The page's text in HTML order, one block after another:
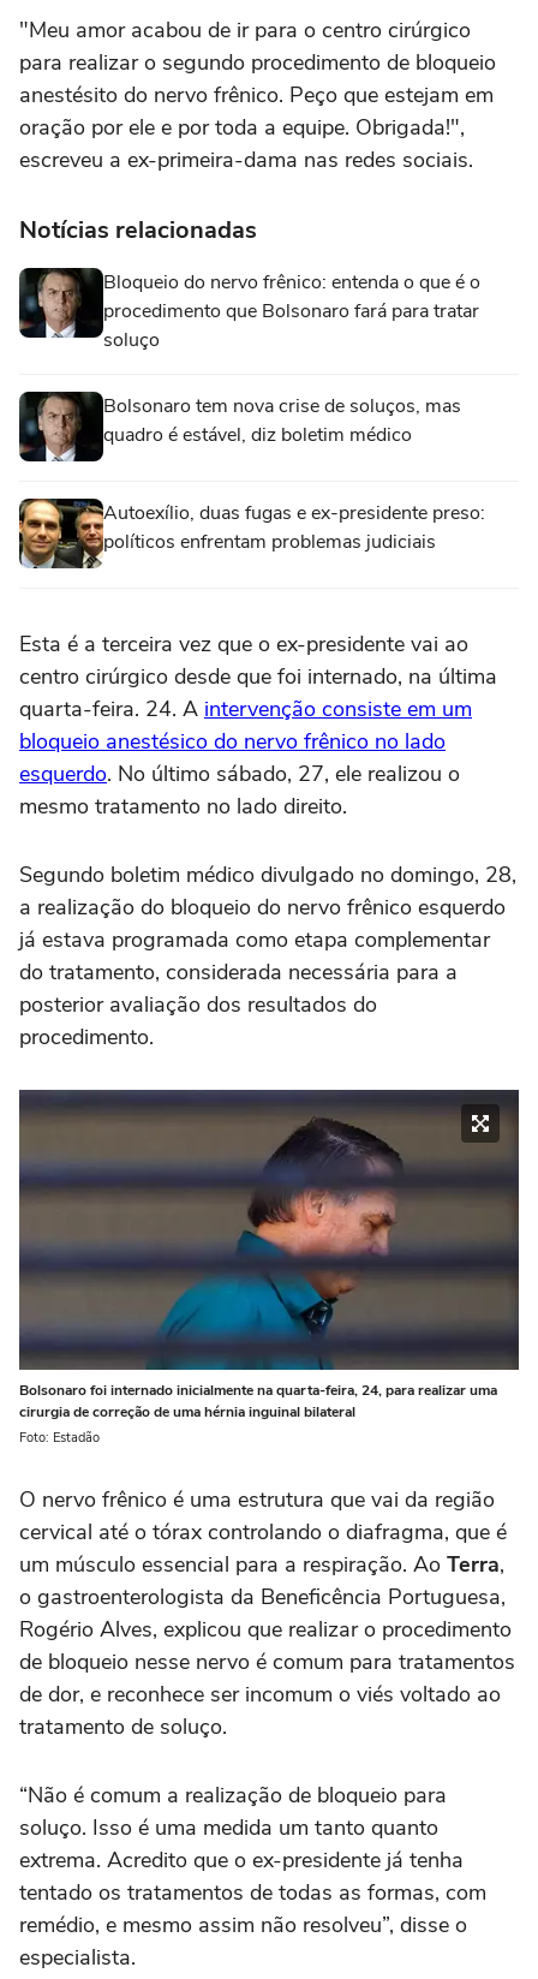
"Meu amor acabou de ir para o centro cirúrgico
para realizar o segundo procedimento de bloqueio
anestésito do nervo frênico. Peço que estejam em
oração por ele e por toda a equipe. Obrigada!",
escreveu a ex-primeira-dama nas redes sociais.
Notícias relacionadas
Bloqueio do nervo frênico: entenda o que é o
procedimento que Bolsonaro fará para tratar
soluço
Bolsonaro tem nova crise de soluços, mas
quadro é estável, diz boletim médico
Autoexílio, duas fugas e ex-presidente preso:
políticos enfrentam problemas judiciais
Esta é a terceira vez que o ex-presidente vai ao
centro cirúrgico desde que foi internado, na última
quarta-feira. 24. A intervenção consiste em um
bloqueio anestésico do nervo frênico no lado
esquerdo. No último sábado, 27, ele realizou o
mesmo tratamento no lado direito.
Segundo boletim médico divulgado no domingo, 28,
a realização do bloqueio do nervo frênico esquerdo
já estava programada como etapa complementar
do tratamento, considerada necessária para a
posterior avaliação dos resultados do
procedimento.
Bolsonaro foi internado inicialmente na quarta-feira, 24, para realizar uma
cirurgia de correção de uma hérnia inguinal bilateral
Foto: Estadão
O ‌nervo frênico é uma estrutura que ‌vai da região
cervical até o tórax controlando o diafragma, que é
um músculo essencial para a respiração. Ao Terra,
o gastroenterologista da Beneficência Portuguesa,
Rogério Alves, explicou que realizar o procedimento
de bloqueio nesse nervo é comum para tratamentos
de dor, e reconhece ser incomum o viés voltado ao
tratamento de soluço.
“Não é comum a realização de bloqueio para
soluço. Isso é uma medida um tanto quanto
extrema. Acredito que o ex-presidente já tenha
tentado os tratamentos de todas as formas, com
remédio, e mesmo assim não resolveu”, disse o
especialista.